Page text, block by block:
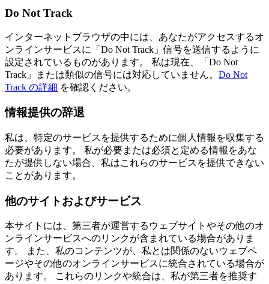
Do Not Track
インターネットブラウザの中には、あなたがアクセスするオ
ンラインサービスに「Do Not Track」信号を送信するように
設定されているものがあります。 私は現在、「Do Not
Track」または類似の信号には対応していません。 Do Not
Track の詳細 を確認ください。
情報提供の辞退
私は、特定のサービスを提供するために個人情報を収集する
必要があります。 私が必要または必須と定める情報をあな
たが提供しない場合、私はこれらのサービスを提供できない
ことがあります。
他のサイトおよびサービス
本サイトには、第三者が運営するウェブサイトやその他のオ
ンラインサービスへのリンクが含まれている場合がありま
す。 また、私のコンテンツが、私とは関係のないウェブペ
ージやその他のオンラインサービスに統合されている場合が
あります。 これらのリンクや統合は、私が第三者を推奨す